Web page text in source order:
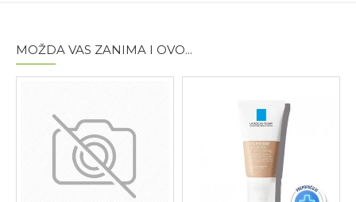
Tip artikla:
Uvoznik: Sarantis d.o.o. Beograd
MOŽDA VAS ZANIMA I OVO...